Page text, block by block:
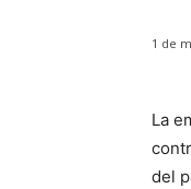
1 de
La
del